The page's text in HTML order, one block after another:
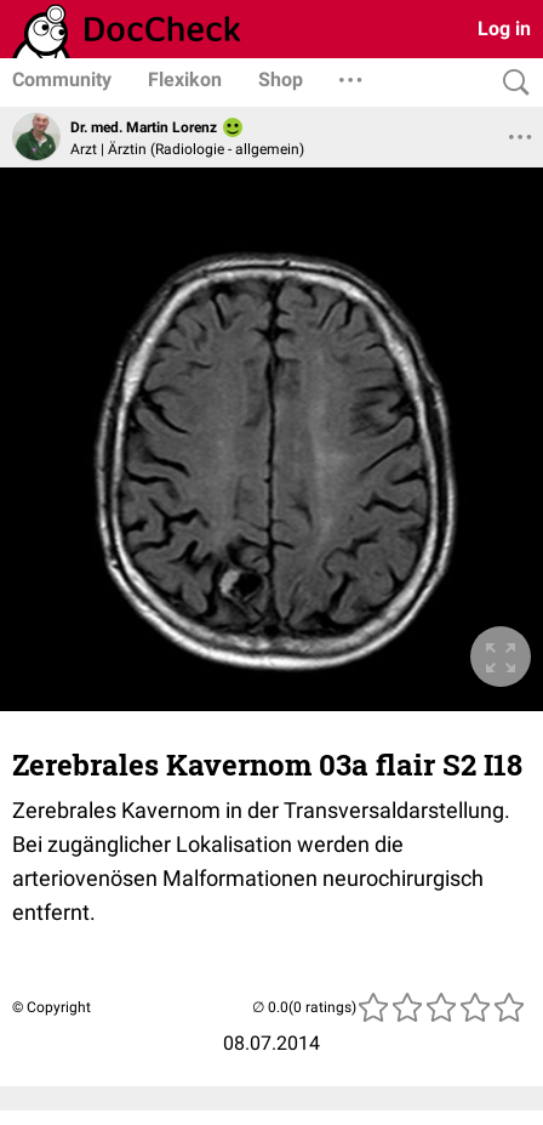
Log in
Community Flexikon Shop
Dr. med. Martin Lorenz
Arzt | Ärztin (Radiologie - allgemein)
Zerebrales Kavernom 03a flair S2 I18
Zerebrales Kavernom in der Transversaldarstellung.
Bei zugänglicher Lokalisation werden die
arteriovenösen Malformationen neurochirurgisch
entfernt.
© Copyright
08.07.2014
(0 ratings)